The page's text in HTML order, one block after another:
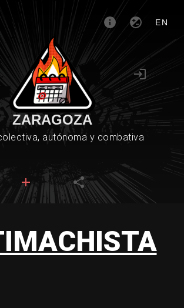
EN
ZARAGOZA
autónoma y combativa